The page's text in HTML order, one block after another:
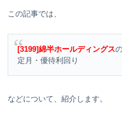
この記事では、
[3199]綿半ホールディングス
定月・優待利回り
などについて、紹介します。